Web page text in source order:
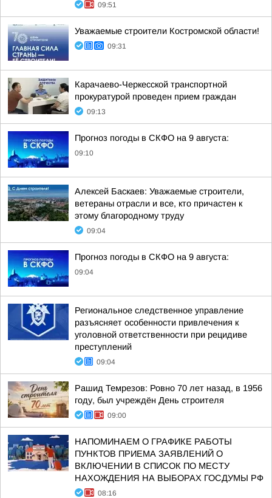
09:51
Уважаемые строители Костромской области!
09:31
Карачаево-Черкесской транспортной
прокуратурой проведен прием граждан
09:13
Прогноз погоды в СКФО на 9 августа:
09:10
Алексей Баскаев: Уважаемые строители,
ветераны отрасли и все, кто причастен к
этому благородному труду
09:04
Прогноз погоды в СКФО на 9 августа:
09:04
Региональное следственное управление
разъясняет особенности привлечения к
уголовной ответственности при рецидиве
преступлений
09:04
Рашид Темрезов: Ровно 70 лет назад, в 1956
году, был учреждён День строителя
09:00
НАПОМИНАЕМ О ГРАФИКЕ РАБОТЫ
ПУНКТОВ ПРИЕМА ЗАЯВЛЕНИЙ О
ВКЛЮЧЕНИИ В СПИСОК ПО МЕСТУ
НАХОЖДЕНИЯ НА ВЫБОРАХ ГОСДУМЫ РФ
08:16